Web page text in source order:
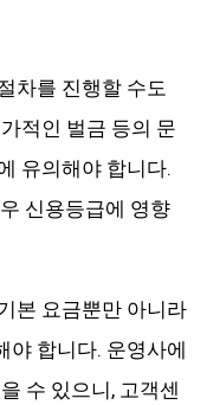
차를 진행할 수도
적인 벌금 등의 문
유의해야 합니다.
신용등급에 영향
본 요금뿐만 아니라
야 합니다. 운영사에
수 있으니, 고객센